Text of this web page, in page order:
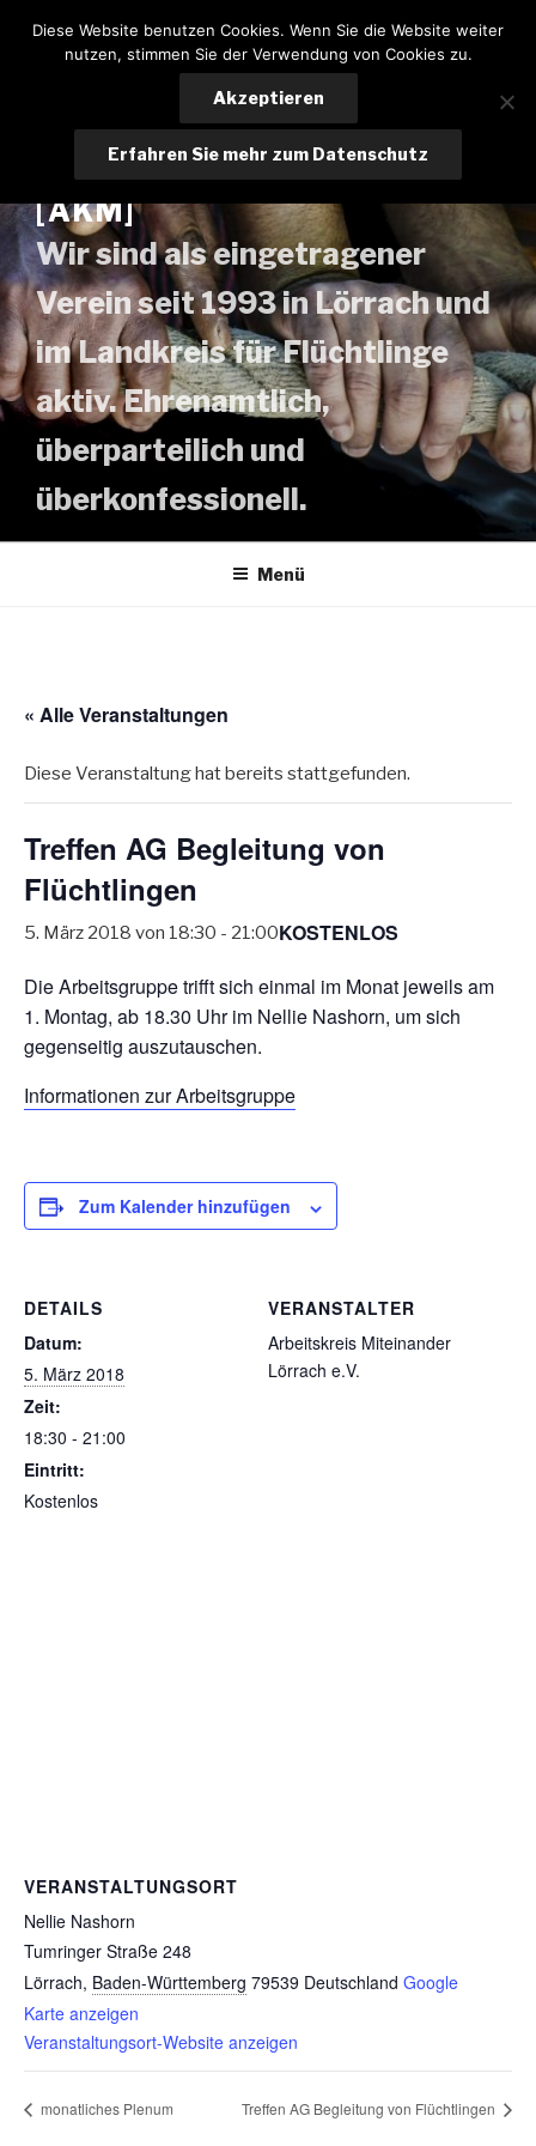
Inhalt
ARBEITSKREIS
MITEINANDER LÖRRACH E.V.
[AKM]
Wir sind als eingetragener
Verein seit 1993 in Lörrach und
im Landkreis für Flüchtlinge
aktiv. Ehrenamtlich,
überparteilich und
überkonfessionell.
Menü
« Alle Veranstaltungen
Diese Veranstaltung hat bereits stattgefunden.
Treffen AG Begleitung von
Flüchtlingen
5. März 2018 von 18:30 - 21:00KOSTENLOS
Die Arbeitsgruppe trifft sich einmal im Monat jeweils am
1. Montag, ab 18.30 Uhr im Nellie Nashorn, um sich
gegenseitig auszutauschen.
Informationen zur Arbeitsgruppe
Zum Kalender hinzufügen
DETAILS
Datum:
5. März 2018
Zeit:
18:30 - 21:00
Eintritt:
Kostenlos
VERANSTALTER
Arbeitskreis Miteinander
Lörrach e.V.
VERANSTALTUNGSORT
Nellie Nashorn
Tumringer Straße 248
Lörrach, Baden-Württemberg 79539 Deutschland Google
Karte anzeigen
Veranstaltungsort-Website anzeigen
monatliches Plenum Treffen AG Begleitung von Flüchtlingen
Diese Website benutzen Cookies. Wenn Sie die Website weiter
nutzen, stimmen Sie der Verwendung von Cookies zu.
Akzeptieren
Erfahren Sie mehr zum Datenschutz